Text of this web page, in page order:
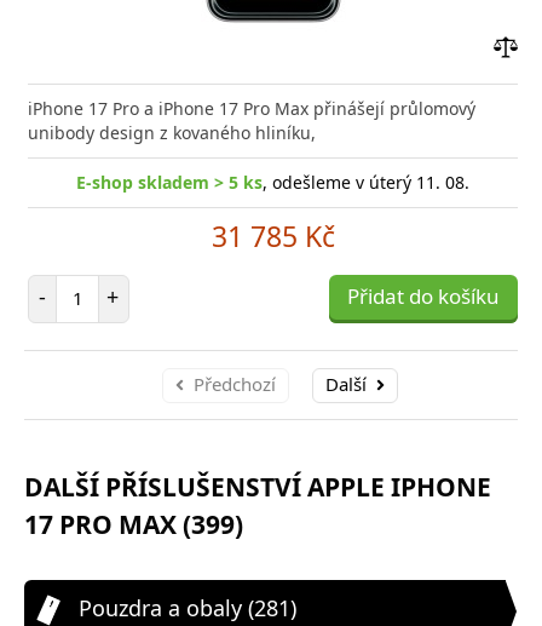
iPhone 17 Pro a iPhone 17 Pro Max přinášejí průlomový
unibody design z kovaného hliníku,
E-shop skladem > 5 ks, odešleme v úterý 11. 08.
31 785 Kč
- Počet položek
+ Přidat do košíku
Předchozí Další
DALŠÍ PŘÍSLUŠENSTVÍ APPLE IPHONE
17 PRO MAX (399)
Pouzdra a obaly (281)